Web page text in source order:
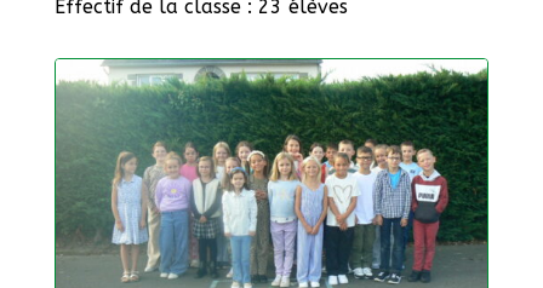
Effectif de la classe : 23 élèves